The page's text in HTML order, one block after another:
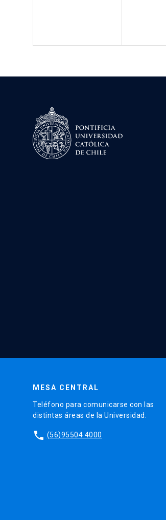
MESA CENTRAL
Teléfono para comunicarse con las
distintas áreas de la Universidad.
phone (56)95504 4000